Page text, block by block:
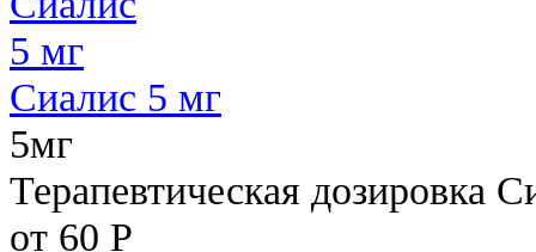
Сиалис 5 мг
5мг
Терапевтическая дозировка
от 60 Р